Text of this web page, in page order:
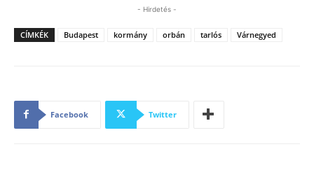
- Hirdetés -
CÍMKÉK Budapest kormány orbán tarlós Várnegyed
Facebook Twitter